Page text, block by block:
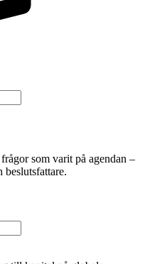
som varit på agendan –
beslutsfattare.